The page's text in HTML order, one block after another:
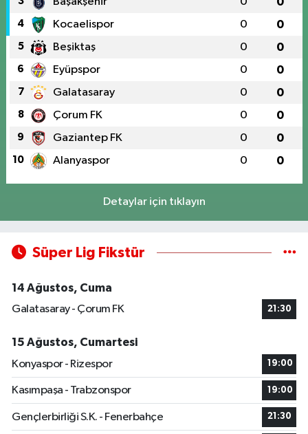
4 Kocaelispor 0 0
5 Beşiktaş 0 0
6 Eyüpspor 0 0
7 Galatasaray 0 0
8 Çorum FK 0 0
9 Gaziantep FK 0 0
10 Alanyaspor 0 0
Detaylar için tıklayın
Süper Lig Fikstür
14 Ağustos, Cuma
Galatasaray - Çorum FK
21:30
15 Ağustos, Cumartesi
Konyaspor - Rizespor
19:00
Kasımpaşa - Trabzonspor 19:00
Gençlerbirliği S.K. - Fenerbahçe 21:30